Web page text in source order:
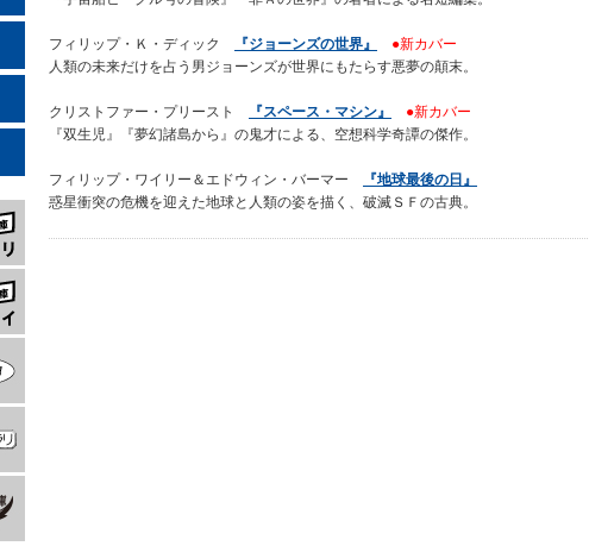
フィリップ・Ｋ・ディック 『ジョーンズの世界』
●新カバー
人類の未来だけを占う男ジョーンズが世界にもたらす悪夢の顛末。
クリストファー・プリースト 『スペース・マシン』
●新カバー
『双生児』『夢幻諸島から』の鬼才による、空想科学奇譚の傑作。
フィリップ・ワイリー＆エドウィン・バーマー
『地球最後の日』
惑星衝突の危機を迎えた地球と人類の姿を描く、破滅ＳＦの古典。